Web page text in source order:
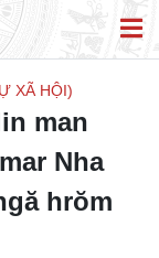
XÃ HỘI)
man
Nha
hrŏm